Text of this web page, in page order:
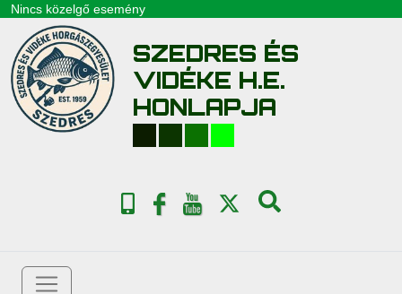
Nincs közelgő esemény
SZEDRES ÉS
VIDÉKE H.E.
HONLAPJA